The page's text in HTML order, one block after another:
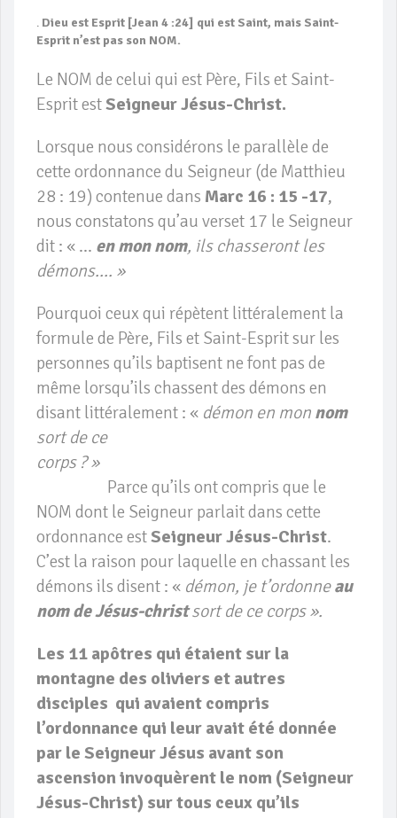
. Dieu est Esprit [Jean 4 :24] qui est Saint, mais Saint-
Esprit n’est pas son NOM.
Le NOM de celui qui est Père, Fils et Saint-
Esprit estSeigneur Jésus-Christ.
Lorsque nous considérons le parallèle de
cette ordonnance du Seigneur (de Matthieu
28 : 19) contenue dans Marc 16 : 15 -17,
nous constatons qu’au verset 17 le Seigneur
dit : « … en mon nom, ils chasseront les
démons…. »
Pourquoi ceux qui répètent littéralement la
formule de Père, Fils et Saint-Esprit sur les
personnes qu’ils baptisent ne font pas de
même lorsqu’ils chassent des démons en
disant littéralement : « démon en mon nom
sort de ce
corps
Parce qu’ils ont compris que le
NOM dont le Seigneur parlait dans cette
ordonnance estSeigneur Jésus-Christ.
C’est la raison pour laquelle en chassant les
démons ils disent : « démon, je t’ordonneau
nom de Jésus-christsort de ce corps ».
Les 11 apôtres qui étaient sur la
montagne des oliviers et autres
disciples qui avaient compris
l’ordonnance qui leur avait été donnée
par le Seigneur Jésus avant son
ascension invoquèrent le nom (Seigneur
Jésus-Christ) sur tous ceux qu’ils